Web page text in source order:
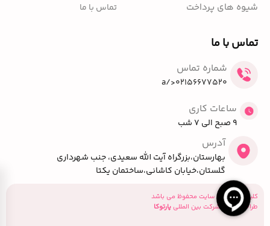
شیوه های پرداخت تماس با ما
تماس با ما
شماره تماس
02156677520</a
ساعات کاری
9 صبح الی 7 شب
آدرس
بهارستان،بزرگراه آیت الله سعیدی، جنب شهرداری
گلستان،خیابان کاشانی،ساختمان یکتا
کلیه حقوق این سایت محفوظ می باشد
طراحی توسط شرکت بین المللی پارتوکا